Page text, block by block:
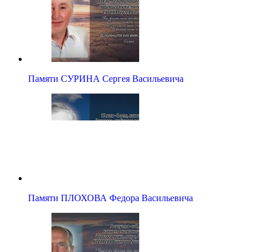
Памяти СУРИНА Сергея Васильевича
Памяти ПЛОХОВА Федора Васильевича